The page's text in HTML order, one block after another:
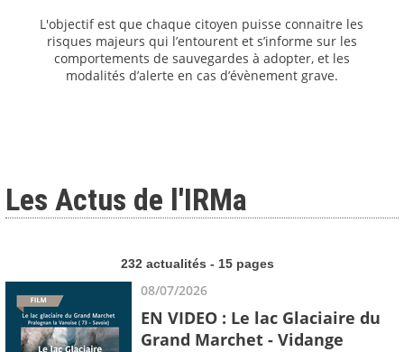
L'objectif est que chaque citoyen puisse connaitre les
risques majeurs qui l’entourent et s’informe sur les
comportements de sauvegardes à adopter, et les
modalités d’alerte en cas d’évènement grave.
Les Actus de l'IRMa
232 actualités - 15 pages
08/07/2026
EN VIDEO : Le lac Glaciaire du
Grand Marchet - Vidange